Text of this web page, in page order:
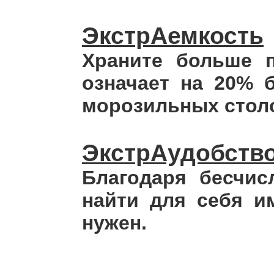
ЭкстрАемкость
Храните больше
означает на
морозильных
Благодаря
найти для себя
нужен.